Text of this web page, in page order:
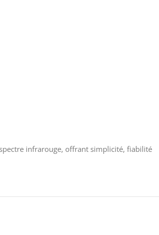
infrarouge, offrant simplicité, fiabilité